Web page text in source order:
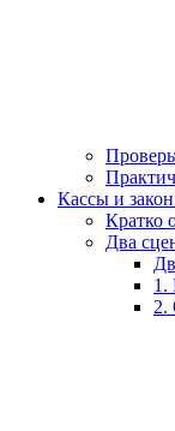
Кассы и
Кратко
Два
1.
2.